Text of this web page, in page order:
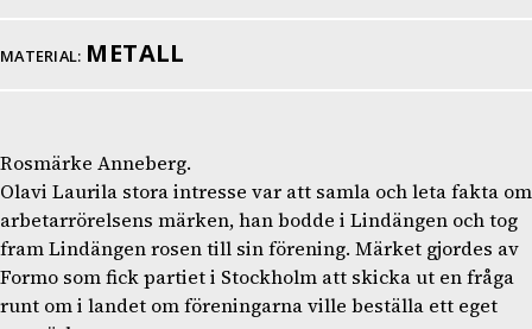
MATERIAL: METALL
Rosmärke Anneberg.
Olavi Laurila stora intresse var att samla och leta fakta om
arbetarrörelsens märken, han bodde i Lindängen och tog
fram Lindängen rosen till sin förening. Märket gjordes av
Formo som fick partiet i Stockholm att skicka ut en fråga
runt om i landet om föreningarna ville beställa ett eget